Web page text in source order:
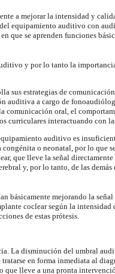
a mejorar la intensidad y
equipamiento auditivo con
que se aprenden funciones
y por lo tanto la
sus estrategias de
a cargo de
comunicación oral, el
curriculares interactuando con
auditivo es
o neonatal, por lo que
que lleve la señal directamente
y, por lo tanto, de las demás
básicamente mejorando la
coclear según la intensidad
de estas prótesis.
La disminución del umbral
en forma inmediata al
que lleve a una pronta